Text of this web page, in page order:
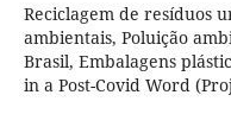
Reciclagem de resíduos
ambientais, Poluição
Brasil, Embalagens
in a Post-Covid Word